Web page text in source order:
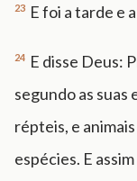
23 E foi a tarde e
24 E disse Deus:
segundo as suas
répteis, e
espécies. E